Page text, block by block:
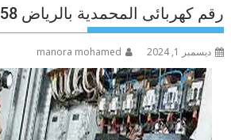
رقم كهربائى المحمدية بالرياض 0547217858
ديسمبر 1, 2024 manora mohamed